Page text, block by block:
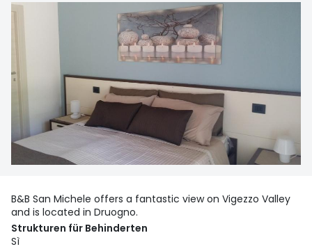
B&B San Michele offers a fantastic view on Vigezzo Valley
and is located in Druogno.
Strukturen für Behinderten
Sì